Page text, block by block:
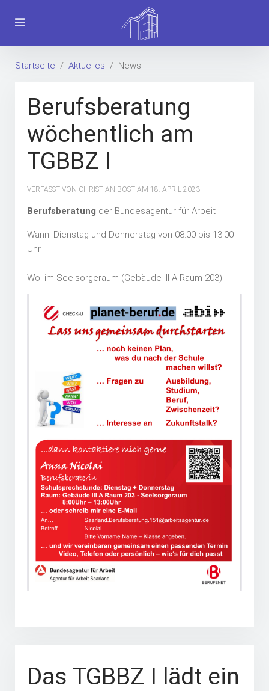
Startseite Aktuelles News
Berufsberatung
wöchentlich am
TGBBZ I
VERFASST VON CHRISTIAN BOST AM 18. APRIL 2023.
Berufsberatung der Bundesagentur für Arbeit
Wann: Dienstag und Donnerstag von 08.00 bis 13.00
Uhr
Wo: im Seelsorgeraum (Gebäude III A Raum 203)
Das TGBBZ I lädt ein